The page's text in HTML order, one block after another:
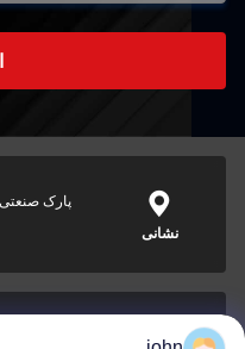
نشانی